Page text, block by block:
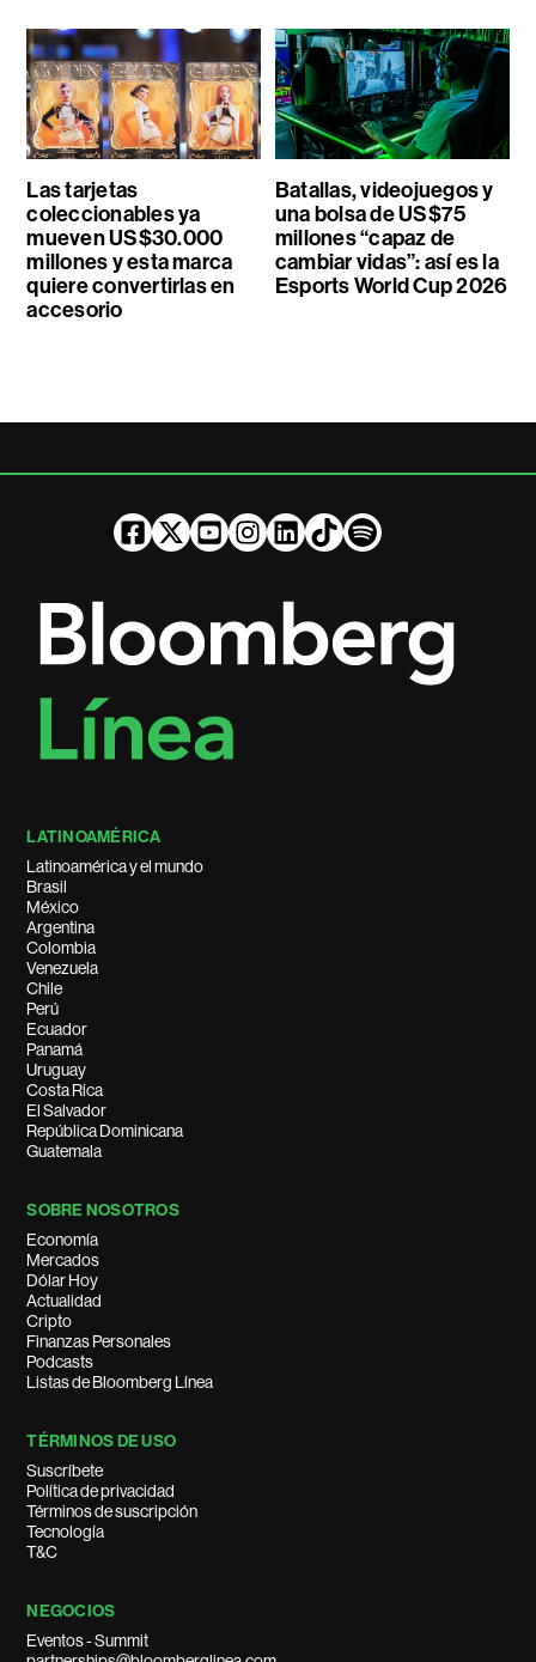
Las tarjetas
coleccionables ya
mueven US$30.000
millones y esta marca
quiere convertirlas en
accesorio
Batallas, videojuegos y
una bolsa de US$75
millones “capaz de
cambiar vidas”: así es la
Esports World Cup 2026
LATINOAMÉRICA
Latinoamérica y el mundo
Brasil
México
Argentina
Colombia
Venezuela
Chile
Perú
Ecuador
Panamá
Uruguay
Costa Rica
El Salvador
República Dominicana
Guatemala
SOBRE NOSOTROS
Economía
Mercados
Dólar Hoy
Actualidad
Cripto
Finanzas Personales
Podcasts
Listas de Bloomberg Línea
TÉRMINOS DE USO
Suscríbete
Política de privacidad
Términos de suscripción
Tecnología
T&C
NEGOCIOS
Eventos - Summit